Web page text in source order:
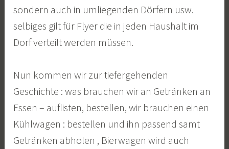
sondern auch in umliegenden Dörfern usw.
selbiges gilt für Flyer die in jeden Haushalt im
Dorf verteilt werden müssen.
Nun kommen wir zur tiefergehenden
Geschichte : was brauchen wir an Getränken an
Essen – auflisten, bestellen, wir brauchen einen
Kühlwagen : bestellen und ihn passend samt
Getränken abholen , Bierwagen wird auch